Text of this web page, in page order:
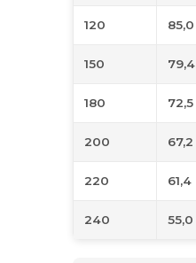
120 85,0
150 79,4
180 72,5
200 67,2
220 61,4
240 55,0